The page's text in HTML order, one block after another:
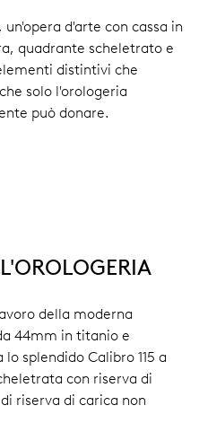
un'opera d'arte con cassa in
quadrante scheletrato e
distintivi che
solo l'orologeria
può donare.
della moderna
44mm in titanio e
splendido Calibro 115 a
con riserva di
riserva di carica non